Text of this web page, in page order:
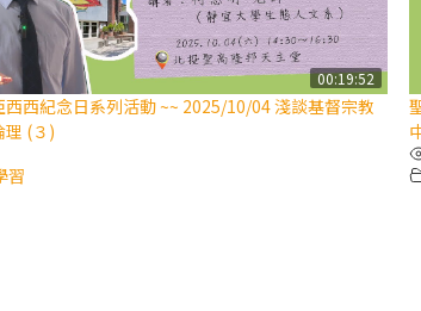
00:19:52
西紀念日系列活動 ~~ 2025/10/04 淺談基督宗教
理 (３)
習